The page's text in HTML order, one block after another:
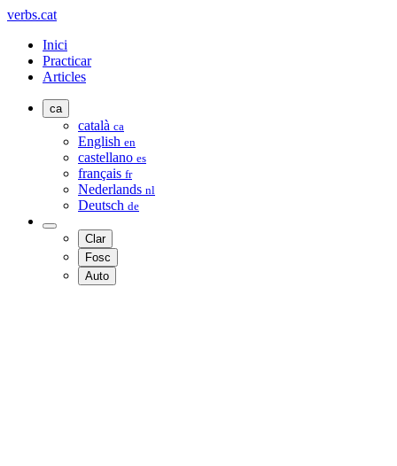
verbs.cat
Inici
Practicar
Articles
ca
català ca
English en
castellano es
français fr
Nederlands nl
Deutsch de
Clar
Fosc
Auto